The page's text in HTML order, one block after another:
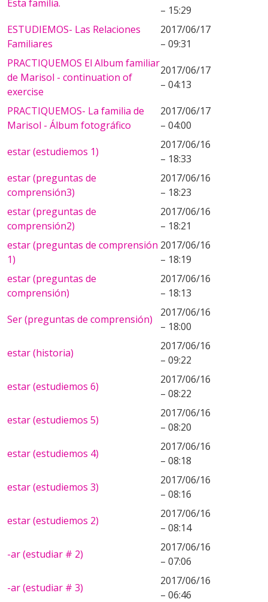
Esta familia.
– 15:29
ESTUDIEMOS- Las Relaciones
Familiares
2017/06/17
– 09:31
PRACTIQUEMOS El Album familiar
de Marisol - continuation of
exercise
2017/06/17
– 04:13
PRACTIQUEMOS- La familia de
Marisol - Álbum fotográfico
2017/06/17
– 04:00
estar (estudiemos 1)
2017/06/16
– 18:33
estar (preguntas de
comprensión3)
2017/06/16
– 18:23
estar (preguntas de
comprensión2)
2017/06/16
– 18:21
estar (preguntas de comprensión
1)
2017/06/16
– 18:19
estar (preguntas de
comprensión)
2017/06/16
– 18:13
Ser (preguntas de comprensión)
2017/06/16
– 18:00
estar (historia)
2017/06/16
– 09:22
estar (estudiemos 6)
2017/06/16
– 08:22
estar (estudiemos 5)
2017/06/16
– 08:20
estar (estudiemos 4)
2017/06/16
– 08:18
estar (estudiemos 3)
2017/06/16
– 08:16
estar (estudiemos 2)
2017/06/16
– 08:14
-ar (estudiar # 2)
2017/06/16
– 07:06
-ar (estudiar # 3)
2017/06/16
– 06:46